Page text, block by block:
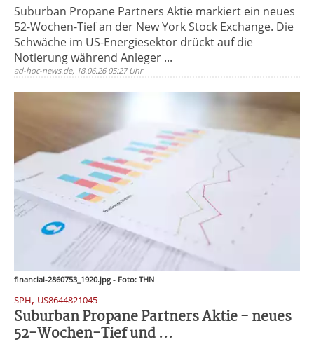
Suburban Propane Partners Aktie markiert ein neues
52-Wochen-Tief an der New York Stock Exchange. Die
Schwäche im US-Energiesektor drückt auf die
Notierung während Anleger ...
ad-hoc-news.de, 18.06.26 05:27 Uhr
financial-2860753_1920.jpg - Foto: THN
SPH, US8644821045
Suburban Propane Partners Aktie - neues
52-Wochen-Tief und ...